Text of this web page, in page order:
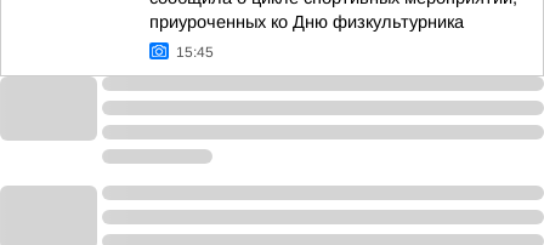
приуроченных ко Дню физкультурника
15:45